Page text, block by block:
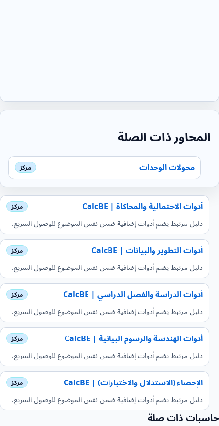
المحاور ذات الصلة
محولات الوحدات
أدوات الاحتمالية والمحاكاة | CalcBE
دليل مرتبط يضم أدوات إضافية ضمن نفس الموضوع للوصول السريع.
أدوات التطوير والبيانات | CalcBE
دليل مرتبط يضم أدوات إضافية ضمن نفس الموضوع للوصول السريع.
أدوات الدراسة والفصل الدراسي | CalcBE
دليل مرتبط يضم أدوات إضافية ضمن نفس الموضوع للوصول السريع.
أدوات الهندسة والرسوم البيانية | CalcBE
دليل مرتبط يضم أدوات إضافية ضمن نفس الموضوع للوصول السريع.
الإحصاء (الاستدلال والاختبارات) | CalcBE
دليل مرتبط يضم أدوات إضافية ضمن نفس الموضوع للوصول السريع.
حاسبات ذات صلة